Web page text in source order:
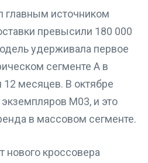
главным источником
превысили 180 000
удерживала первое
сегменте А в
месяцев. В октябре
M03, и это
в массовом сегменте.
нового кроссовера